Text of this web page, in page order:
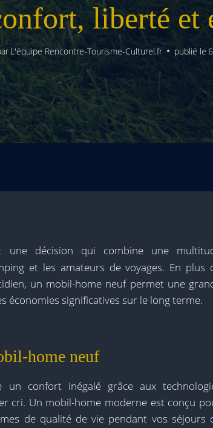
liberté et
L'équipe Rencontre-Tourisme-Culturel.fr publié le
une décision qui combine une
et les amateurs de voyages. En plus
un mobil-home neuf permet une
significatives sur le long terme.
home neuf
un confort inégalé grâce aux
cri. Un mobil-home moderne est conçu
de qualité de vie pendant vos séjours